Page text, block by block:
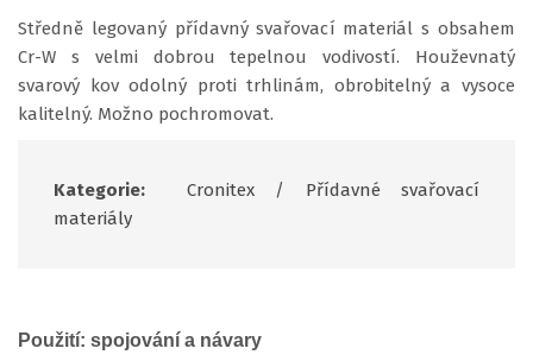
Středně legovaný přídavný svařovací materiál s obsahem
Cr-W s velmi dobrou tepelnou vodivostí. Houževnatý
svarový kov odolný proti trhlinám, obrobitelný a vysoce
kalitelný. Možno pochromovat.
Kategorie: Cronitex/
Přídavné svařovací
materiály
Použití: spojování a návary